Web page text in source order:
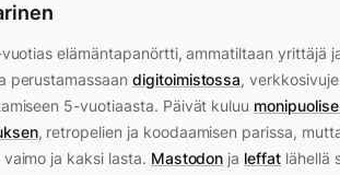
elämäntapanörtti, ammatiltaan yrittäjä
perustamassaan digitoimistossa,
5-vuotiaasta. Päivät kuluu
, retropelien ja koodaamisen parissa,
ja kaksi lasta. Mastodon ja leffatlähellä